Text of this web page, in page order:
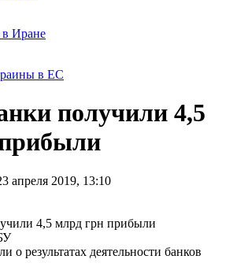
Иране
в ЕС
получили 4,5
апреля 2019, 13:10
о результатах деятельности банков